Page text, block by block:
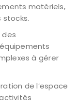
matériels,
des
à gérer
de l’espace